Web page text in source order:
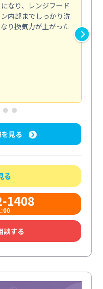
なり、レンジフード
内部までしっかり洗
り換気力が上がった
見る
る
1408
談する